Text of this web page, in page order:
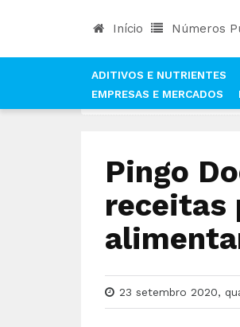
Início Números
ADITIVOS E NUTRIENTES
EMPRESAS E MERCADOS
Pingo
receitas
23 setembro 2020,